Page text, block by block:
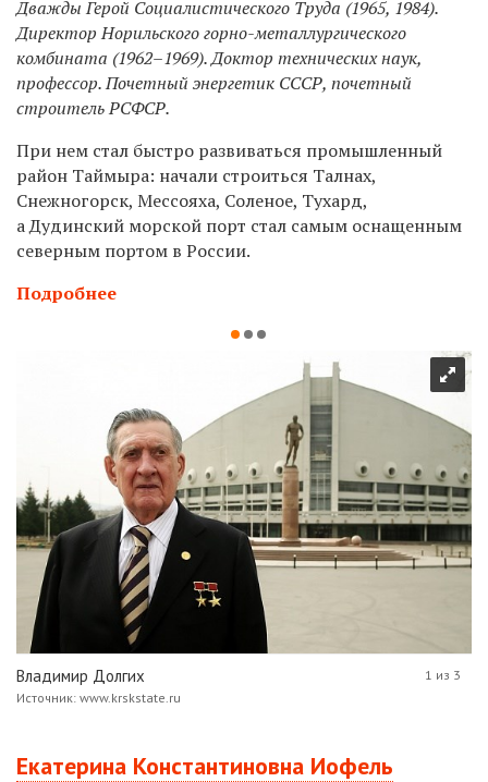
Дважды Герой Социалистического Труда (1965, 1984).
Директор Норильского горно-металлургического
комбината (1962–1969). Доктор технических наук,
профессор. Почетный энергетик СССР, почетный
строитель РСФСР.
При нем стал быстро развиваться промышленный
район Таймыра: начали строиться Талнах,
Снежногорск, Мессояха, Соленое, Тухард,
а Дудинский морской порт стал самым оснащенным
северным портом в России.
Подробнее
Владимир Долгих
Источник: www.krskstate.ru
1 из 3
Екатерина Константиновна Иофель